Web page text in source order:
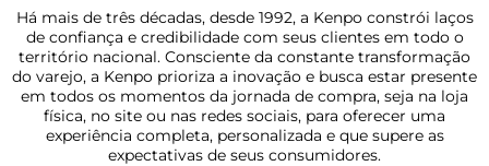
Há mais de três décadas, desde 1992, a Kenpo constrói laços
de confiança e credibilidade com seus clientes em todo o
território nacional. Consciente da constante transformação
do varejo, a Kenpo prioriza a inovação e busca estar presente
em todos os momentos da jornada de compra, seja na loja
física, no site ou nas redes sociais, para oferecer uma
experiência completa, personalizada e que supere as
expectativas de seus consumidores.